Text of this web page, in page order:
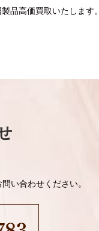
品高価買取いたします
い合わせください。